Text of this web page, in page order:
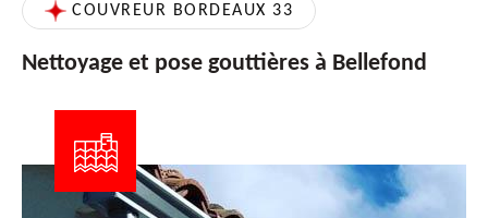
COUVREUR BORDEAUX 33
Nettoyage et pose gouttières à Bellefond